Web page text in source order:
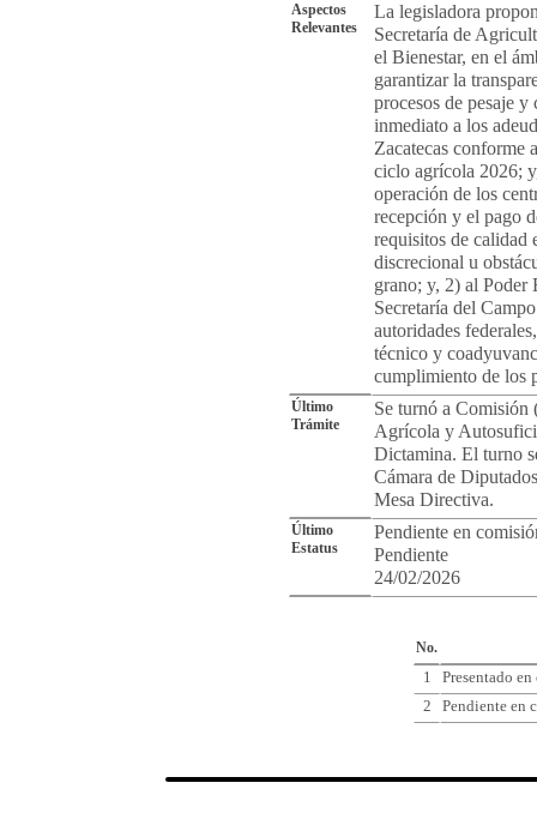
Aspectos
Relevantes
La legisladora
Secretaría de
el Bienestar, en el
garantizar la
procesos de pesaje
inmediato a los
Zacatecas conforme
ciclo agrícola 2026;
operación de los
recepción y el pago
requisitos de calidad
discrecional u
grano; y, 2) al Poder
Secretaría del
autoridades
técnico y
cumplimiento de los
Último
Trámite
Se turnó a
Agrícola y
Dictamina. El turno
Cámara de
Mesa Directiva.
Último
Estatus
Pendiente en
Pendiente
24/02/2026
No.
1
Presentado
2
Pendiente en